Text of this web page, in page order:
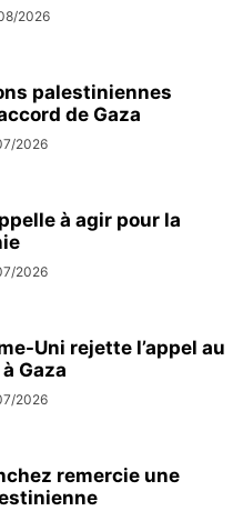
2026
palestiniennes
de Gaza
2026
à agir pour la
2026
Uni rejette l’appel au
Gaza
2026
remercie une